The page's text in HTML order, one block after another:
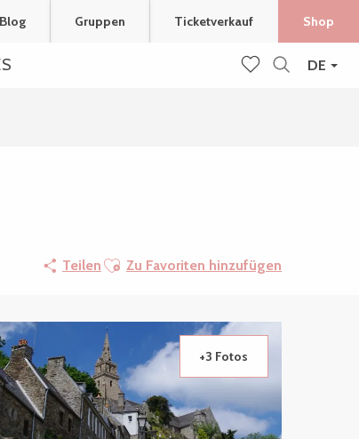
DE
Blog Gruppen Ticketverkauf Shop
Teilen Ajouter aux favoris
Zu Favoriten hinzufügen
+3 Fotos